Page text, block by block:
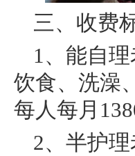
三、收费
1、能自
饮食、洗澡
每人每月
2、半护